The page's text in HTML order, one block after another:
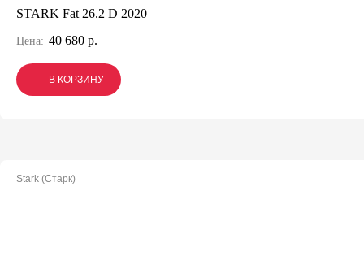
STARK Fat 26.2 D 2020
Цена: 40 680 р.
В КОРЗИНУ
В КОРЗИНУ
В КОРЗИНУ
Stark (Старк)